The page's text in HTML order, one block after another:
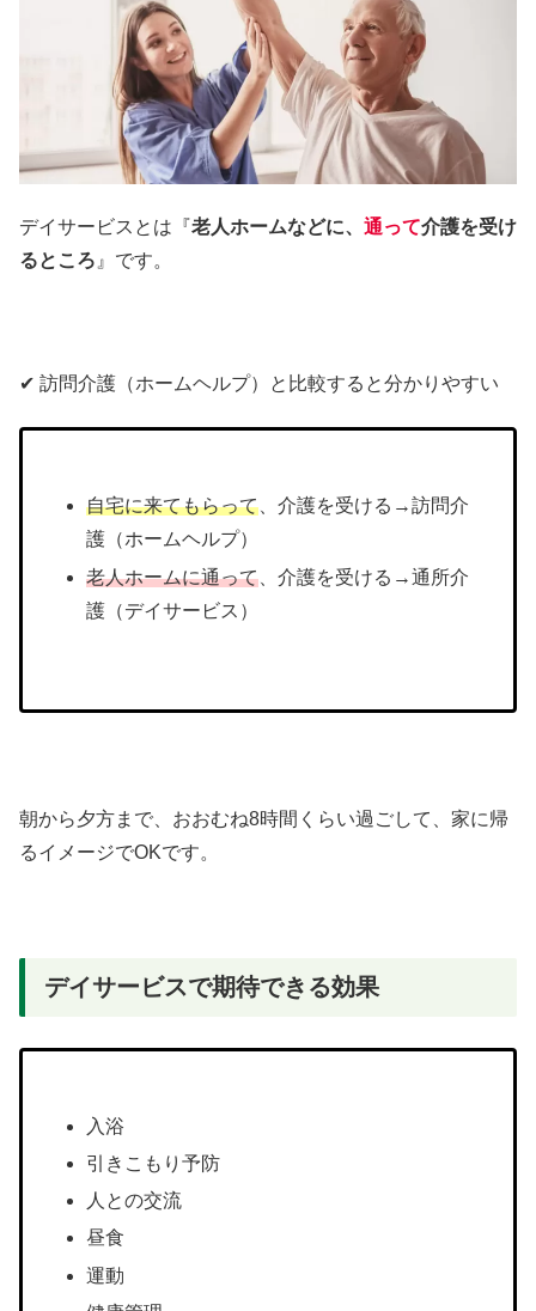
デイサービスとは『老人ホームなどに、 通って介護を受け
るところ 』です。
✔︎ 訪問介護（ホームヘルプ）と比較すると分かりやすい
自宅に来てもらって 、介護を受ける→訪問介
護（ホームヘルプ）
老人ホームに通って 、介護を受ける→通所介
護（デイサービス）
朝から夕方まで、おおむね8時間くらい過ごして、家に帰
るイメージでOKです。
デイサービスで期待できる効果
入浴
引きこもり予防
人との交流
昼食
運動